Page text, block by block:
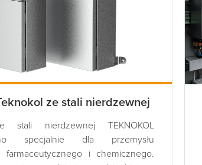
ze stali nierdzewnej
stali nierdzewnej TEKNOKOL
specjalnie dla przemysłu
farmaceutycznego i chemicznego.